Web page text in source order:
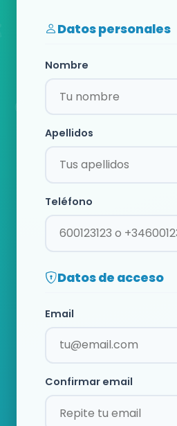
Datos personales
Nombre
Apellidos
Teléfono
Datos de acceso
Email
Confirmar email